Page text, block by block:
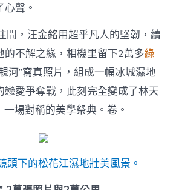
中
聲。
間，汪金銘用超乎凡人的堅韌，續
的不解之緣，相機里留下2萬多綠
河”寫真照片，組成一幅冰城濕地
戀愛爭奪戰，此刻完全變成了林天
場對稱的美學祭典。卷。
頭下的松花江濕地壯美風景。